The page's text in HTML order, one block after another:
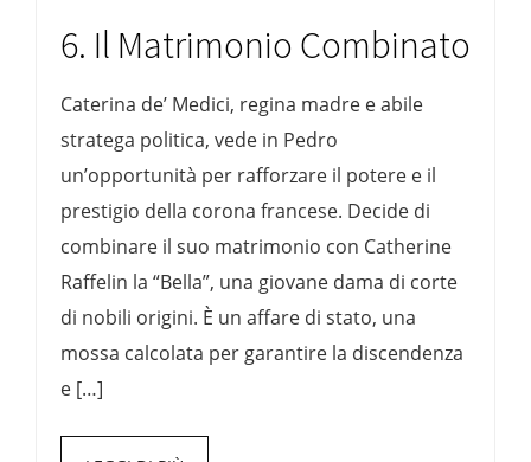
6. Il Matrimonio Combinato
Caterina de’ Medici, regina madre e abile
stratega politica, vede in Pedro
un’opportunità per rafforzare il potere e il
prestigio della corona francese. Decide di
combinare il suo matrimonio con Catherine
Raffelin la “Bella”, una giovane dama di corte
di nobili origini. È un affare di stato, una
mossa calcolata per garantire la discendenza
e […]